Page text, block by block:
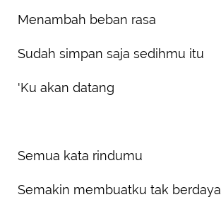
Menambah beban rasa
Sudah simpan saja sedihmu itu
'Ku akan datang
Semua kata rindumu
Semakin membuatku tak berdaya